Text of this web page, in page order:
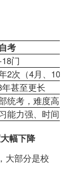
考
门
2次（4月、10
甚至更长
统考，难度高
能力强、时间
幅下降
大部分是校